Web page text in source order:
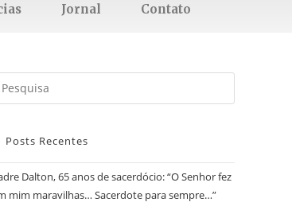
Jornal Contato
Posts Recentes
Dalton, 65 anos de sacerdócio: “O Senhor fez
mim maravilhas… Sacerdote para sempre…”